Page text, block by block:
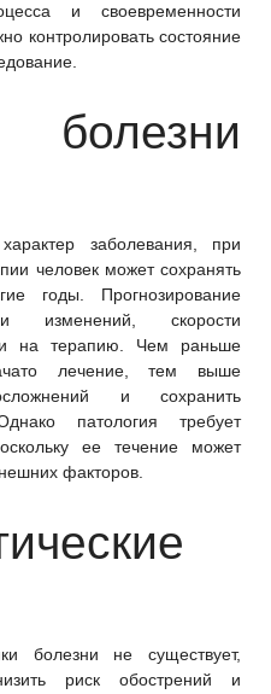
и своевременности
контролировать состояние
заболевания, при
человек может сохранять
годы. Прогнозирование
изменений, скорости
на терапию. Чем раньше
лечение, тем выше
и сохранить
патология требует
ее течение может
факторов.
болезни не существует,
риск обострений и